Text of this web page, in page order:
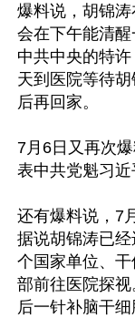
爆料说，胡锦
会在下午能清
中共中央的特
天到医院等待
后再回家。
7月6日又再次
表中共党魁习近
还有爆料说，7
据说胡锦涛已
个国家单位、
部前往医院探
后一针补脑干细